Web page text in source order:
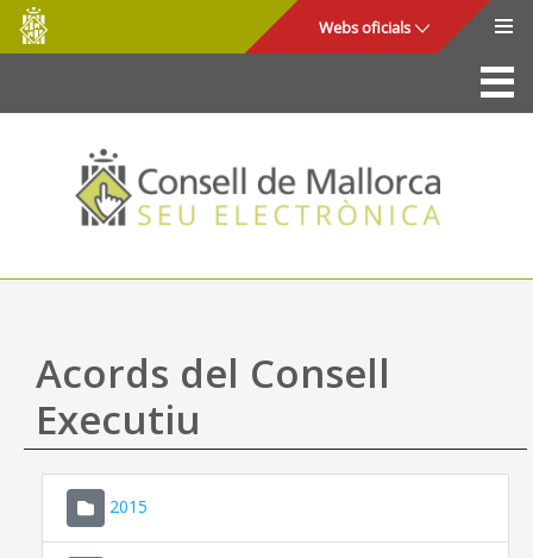
Salta al contingut principal
Consell
de
Mallorca
Webs oficials
La Seu
Consell de Mallorca
Accés i seguretat
Utilitats
Ajuda
Acords del Consell
Executiu
2015